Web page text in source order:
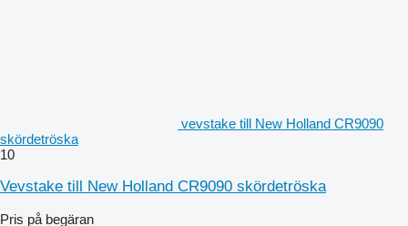
vevstake till New Holland CR9090
skördetröska
10
Vevstake till New Holland CR9090 skördetröska
Pris på begäran